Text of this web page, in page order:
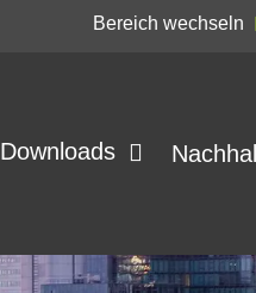
Bereich wechseln
Downloads